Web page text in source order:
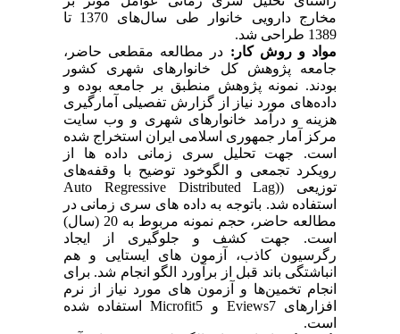
مخارج دارویی خانوار طی سال‌های 1370 تا
1389 طراحی شد.
مواد و روش کار: در مطالعه مقطعی حاضر،
جامعه پژوهش کل خانوارهای شهری کشور
بودند. نمونه پژوهش منطبق بر جامعه بوده و
داده‌های مورد نیاز از گزارش تفصیلی آمارگیری
هزینه و درآمد خانوارهای شهری و وب سایت
مرکز آمار جمهوری اسلامی ایران استخراج شده
است. جهت تحلیل سری زمانی داده ها از
رویکرد تجمعی و الگوخود توضیح با وقفه‌های
توزیعی ((Auto Regressive Distributed Lag
استفاده شد. باتوجه به داده های سری زمانی در
مطالعه حاضر، حجم نمونه مربوط به 20 (سال)
است. جهت کشف و جلوگیری از ایجاد
رگرسیون کاذب، آزمون‌ های ایستایی و هم
انباشتگی باند قبل از برآورد الگو انجام شد. برای
انجام تخمین‌ها و آزمون های مورد نیاز از نرم
افزارهای Eviews7 و Microfit5 استفاده شده
است.